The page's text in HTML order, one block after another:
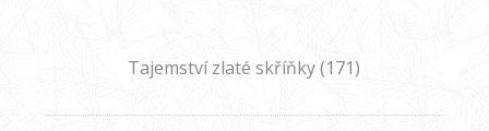
Tajemství zlaté skříňky (171)